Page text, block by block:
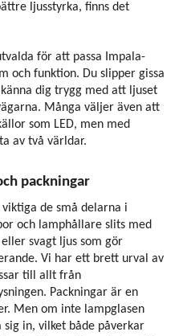
ljusstyrka, finns det
för att passa Impala-
och funktion. Du slipper gissa
dig trygg med att ljuset
Många väljer även att
som LED, men med
av två världar.
packningar
de små delarna i
och lamphållare slits med
svagt ljus som gör
Vi har ett brett urval av
till allt från
Packningar är en
Men om inte lampglasen
in, vilket både påverkar